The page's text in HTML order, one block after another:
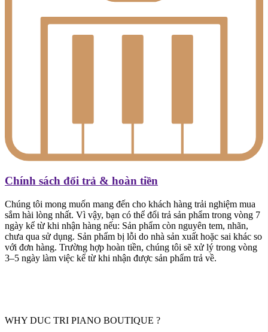
Chính sách đổi trả & hoàn tiền
Chúng tôi mong muốn mang đến cho khách hàng trải nghiệm mua
sắm hài lòng nhất. Vì vậy, bạn có thể đổi trả sản phẩm trong vòng 7
ngày kể từ khi nhận hàng nếu: Sản phẩm còn nguyên tem, nhãn,
chưa qua sử dụng. Sản phẩm bị lỗi do nhà sản xuất hoặc sai khác so
với đơn hàng. Trường hợp hoàn tiền, chúng tôi sẽ xử lý trong vòng
3–5 ngày làm việc kể từ khi nhận được sản phẩm trả về.
WHY DUC TRI PIANO BOUTIQUE ?